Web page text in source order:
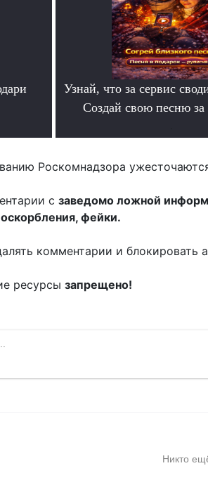
Узнай, что за сервис
Создай свою песню
Роскомнадзора
с заведомо ложной
фейки.
комментарии и блокировать
ресурсы запрещено!
Никто